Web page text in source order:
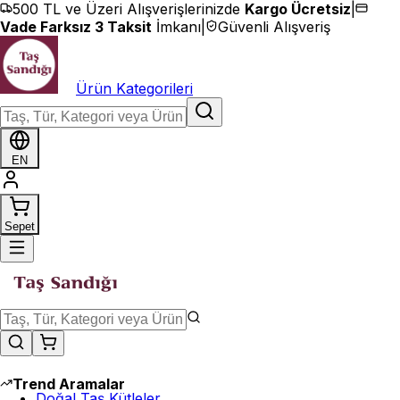
İçeriğe geç
500 TL ve Üzeri Alışverişlerinizde Kargo Ücretsiz
Vade Farksız 3 Taksit İmkanı Güvenli Alışveriş
Ürün Kategorileri
EN
Sepet
Trend Aramalar